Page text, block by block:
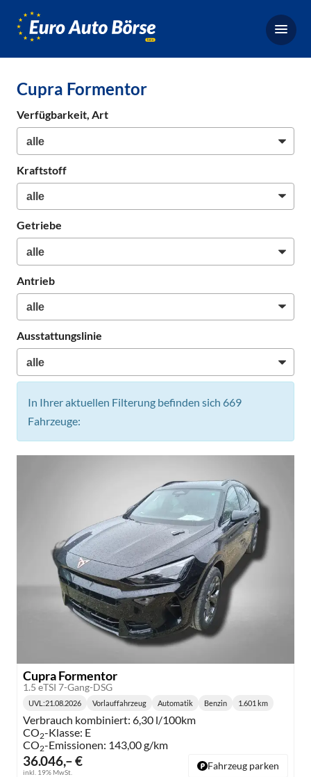
Börse,
Neuwagen
Cupra Formentor
Verfügbarkeit, Art
Kraftstoff
Getriebe
Antrieb
Ausstattungslinie
In Ihrer aktuellen Filterung befinden sich 669
Fahrzeuge:
Cupra Formentor
1.5 eTSI 7-Gang-DSG
36.046,– €
inkl. 19% MwSt.
Lieferzeit:
UVL :21.08.2026 Vorlauffahrzeug
Getriebe:
Automatik
Kraftstoff:
Benzin
Kilometerstand:
1.601 km
Verbrauch kombiniert: 6,30 l/100km
CO2-Klasse: E
CO2-Emissionen: 143,00 g/km
Fahrzeug parken